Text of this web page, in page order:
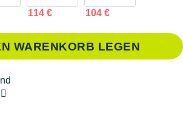
114 € 104 €
WARENKORB LEGEN